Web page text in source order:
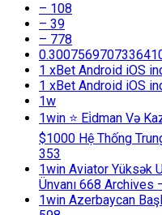
– 108
– 39
– 778
1 xBet Android iOS
1 xBet Android iOS
1w
1win ⭐ Ei̇dman Və
$1000 Hệ Thống
353
1win Aviator Yüksək
Ünvanı 668 Archives
1win Azerbaycan